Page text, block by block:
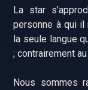
La star
personne à qui il
la seule langue
; contrairement
Nous sommes